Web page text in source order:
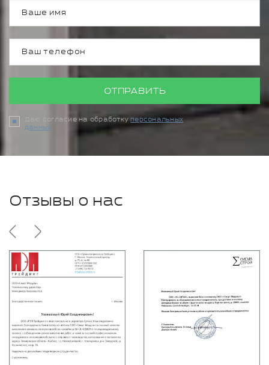
ОТПРАВИТЬ
Даю согласие на обработкуперсональных
данных
Отзывы о нас